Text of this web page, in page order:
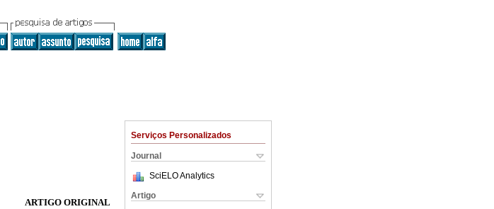
Serviços Personalizados
Journal
SciELO Analytics
Artigo
ARTIGO ORIGINAL